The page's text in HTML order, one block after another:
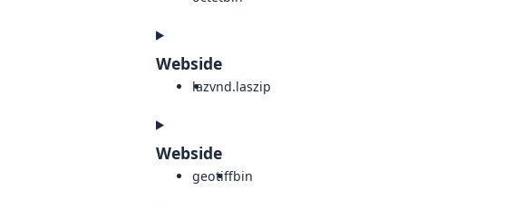
Webside
lazvnd.laszip
Webside
geotiffbin